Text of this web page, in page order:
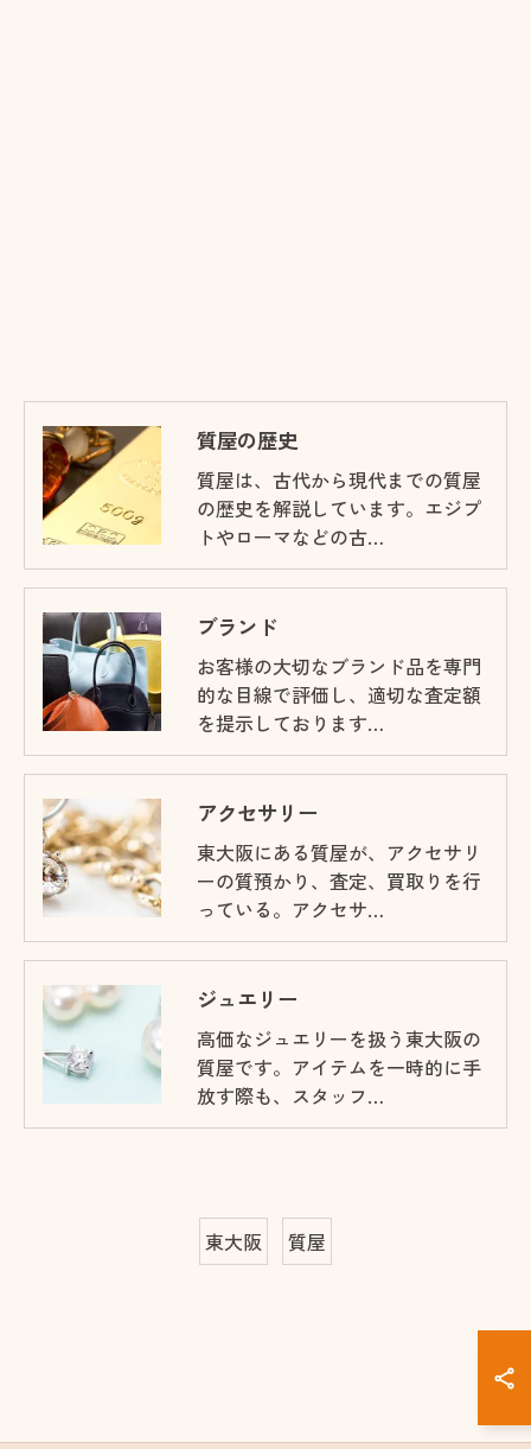
質屋の歴史
質屋は、古代から現代までの質屋
の歴史を解説しています。エジプ
トやローマなどの古…
ブランド
お客様の大切なブランド品を専門
的な目線で評価し、適切な査定額
を提示しております…
アクセサリー
東大阪にある質屋が、アクセサリ
ーの質預かり、査定、買取りを行
っている。アクセサ…
ジュエリー
高価なジュエリーを扱う東大阪の
質屋です。アイテムを一時的に手
放す際も、スタッフ…
東大阪 質屋